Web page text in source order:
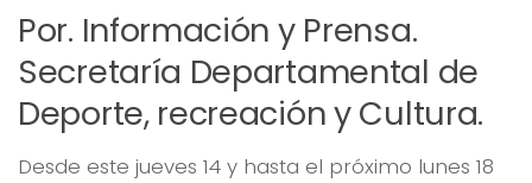
Por. Información y Prensa.
Secretaría Departamental de
Deporte, recreación y Cultura.
Desde este jueves 14 y hasta el próximo lunes 18